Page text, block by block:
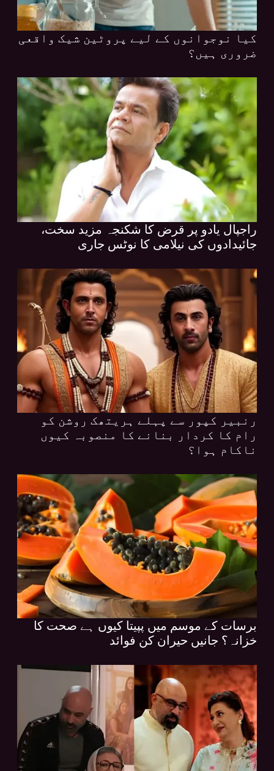
کیا نوجوانوں کے لیے پروٹین شیک واقعی
ضروری ہیں؟
راجپال یادو پر قرض کا شکنجہ مزید سخت،
جائیدادوں کی نیلامی کا نوٹس جاری
رنبیر کپور سے پہلے ہریتھک روشن کو
رام کا کردار بنانے کا منصوبہ کیوں
ناکام ہوا؟
برسات کے موسم میں پپیتا کیوں ہے صحت کا
خزانہ؟ جانیں حیران کن فوائد